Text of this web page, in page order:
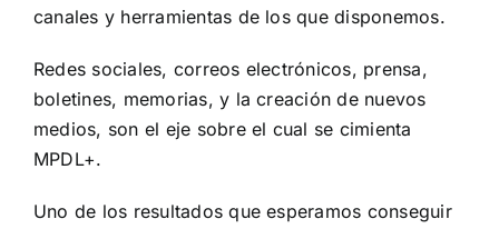
canales y herramientas de los que disponemos.
Redes sociales, correos electrónicos, prensa,
boletines, memorias, y la creación de nuevos
medios, son el eje sobre el cual se cimienta
MPDL+.
Uno de los resultados que esperamos conseguir